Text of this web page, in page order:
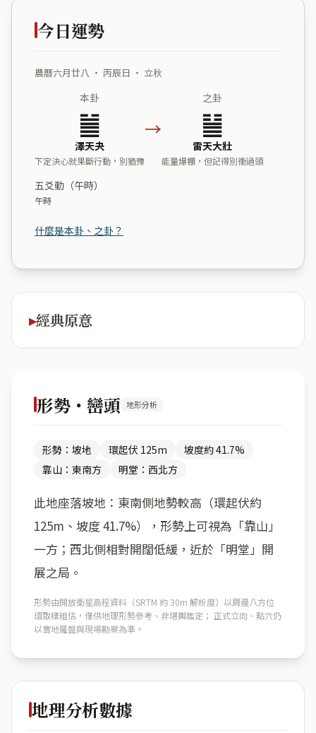
今日運勢
農曆六月廿八 ・ 丙辰日 ・ 立秋
本卦
䷪
澤天夬
下定決心就果斷行動，別猶豫
→
之卦
䷡
雷天大壯
能量爆棚，但記得別衝過頭
五爻動（午時）
午時
什麼是本卦、之卦？
經典原意
形勢・巒頭 地形分析
形勢：坡地 環起伏 125m
坡度約 41.7%
靠山：東南方
明堂：西北方
此地座落坡地：東南側地勢較高（環起伏約
125m、坡度 41.7%），形勢上可視為「靠山」
一方；西北側相對開闊低緩，近於「明堂」開
展之局。
形勢由開放衛星高程資料（SRTM 約 30m 解析度）以周邊八方位
環取樣粗估，僅供地理形勢參考、非堪輿鑑定； 正式立向、點穴仍
以實地羅盤與現場勘察為準。
地理分析數據